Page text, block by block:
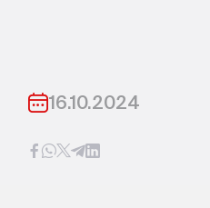
16.10.2024